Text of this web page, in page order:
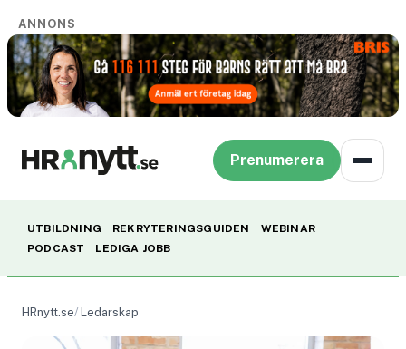
ANNONS
Prenumerera
UTBILDNING REKRYTERINGSGUIDEN
WEBINAR
PODCAST
LEDIGA JOBB
HRnytt.se Ledarskap